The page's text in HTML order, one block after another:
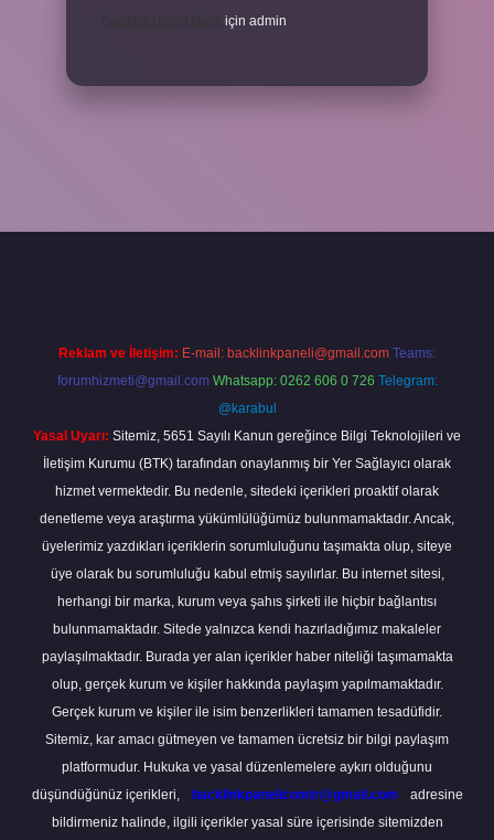
için admin
Reklam ve İletişim: E-mail: backlinkpaneli@gmail.com Teams:
forumhizmeti@gmail.com Whatsapp: 0262 606 0 726 Telegram:
@karabul
Yasal Uyarı: Sitemiz, 5651 Sayılı Kanun gereğince Bilgi Teknolojileri ve
İletişim Kurumu (BTK) tarafından onaylanmış bir Yer Sağlayıcı olarak
hizmet vermektedir. Bu nedenle, sitedeki içerikleri proaktif olarak
denetleme veya araştırma yükümlülüğümüz bulunmamaktadır. Ancak,
üyelerimiz yazdıkları içeriklerin sorumluluğunu taşımakta olup, siteye
üye olarak bu sorumluluğu kabul etmiş sayılırlar. Bu internet sitesi,
herhangi bir marka, kurum veya şahıs şirketi ile hiçbir bağlantısı
bulunmamaktadır. Sitede yalnızca kendi hazırladığımız makaleler
paylaşılmaktadır. Burada yer alan içerikler haber niteliği taşımamakta
olup, gerçek kurum ve kişiler hakkında paylaşım yapılmamaktadır.
Gerçek kurum ve kişiler ile isim benzerlikleri tamamen tesadüfidir.
Sitemiz, kar amacı gütmeyen ve tamamen ücretsiz bir bilgi paylaşım
platformudur. Hukuka ve yasal düzenlemelere aykırı olduğunu
düşündüğünüz içerikleri,
backlinkpanelicomtr@gmail.com
adresine
bildirmeniz halinde, ilgili içerikler yasal süre içerisinde sitemizden